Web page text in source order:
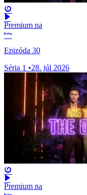
Premium na
Epizóda 30
Séria 1 •28. júl 2026
Premium na